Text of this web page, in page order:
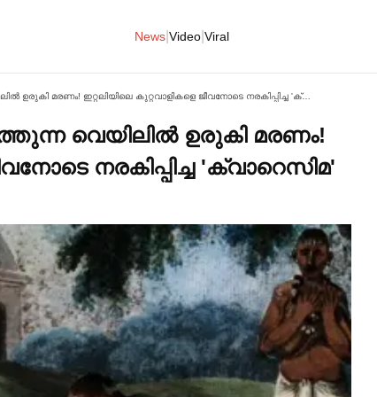
News Video Viral
ഭക്ഷണമില്ല, വെള്ളമില്ല, കത്തുന്ന വെയിലില്‍ ഉരുകി മരണം! ഇറ്റലിയിലെ കുറ്റവാളികളെ ജീവനോടെ നരകിപ്പിച്ച 'ക്വാറെസിമ' ശിക്ഷ.
വെയിലില്‍ ഉരുകി മരണം!
നരകിപ്പിച്ച 'ക്വാറെസിമ'